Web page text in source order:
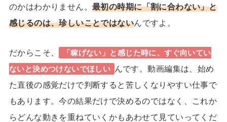
のかはわかりません。最初の時期に「割に合わない」と
感じるのは、珍しいことではないんですよ。
だからこそ、
「稼げない」と感じた時に、すぐ向いてい
ないと決めつけないでほしい
んです。動画編集は、始め
た直後の感覚だけで判断すると苦しくなりやすい仕事で
もあります。今の結果だけで決めるのではなく、これか
らどんな動きを重ねていくかもあわせて見ていってくだ